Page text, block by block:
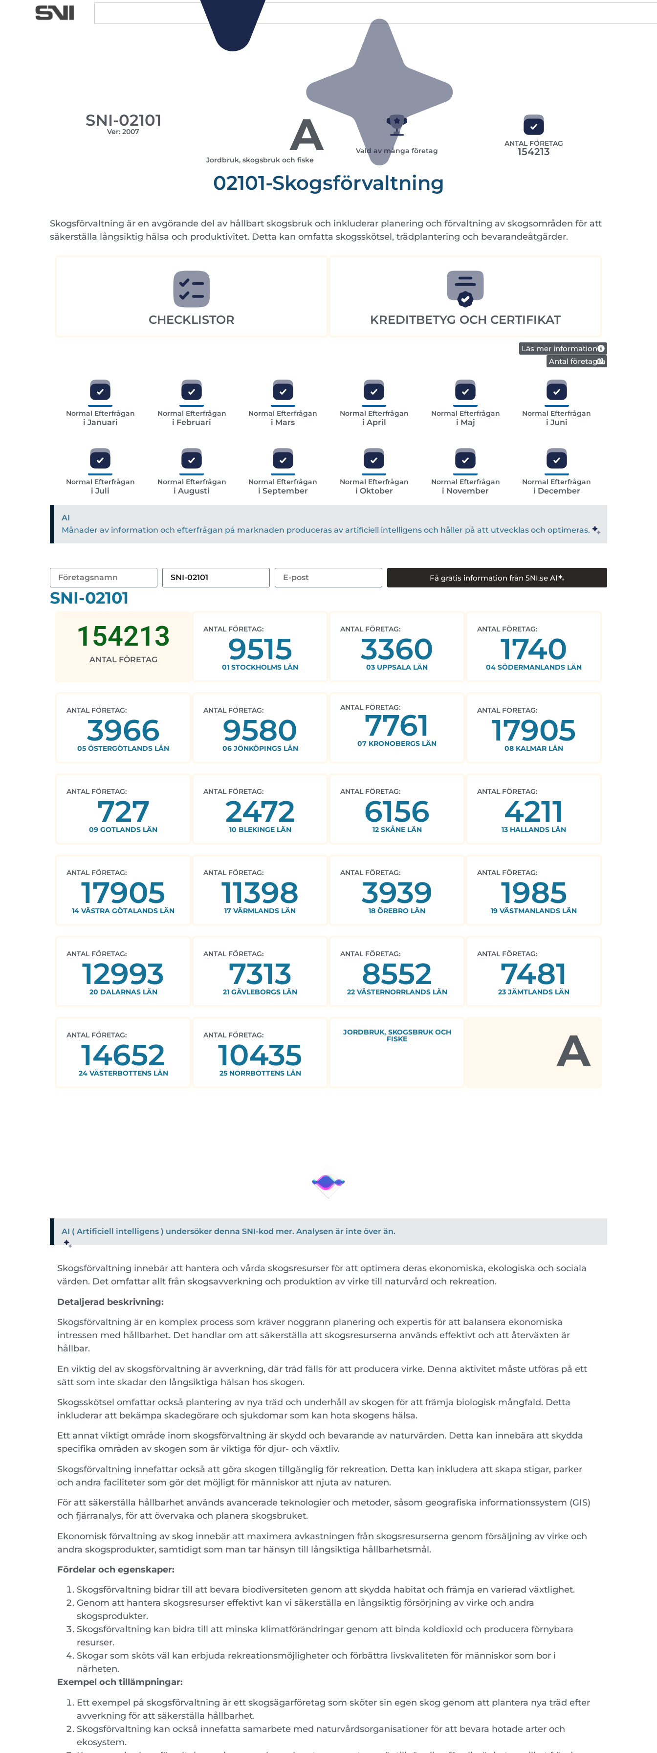
SNI-02101
Ver: 2007 A
Jordbruk, skogsbruk och fiske
Vald av många företag
ANTAL FÖRETAG
154213
02101-Skogsförvaltning
Skogsförvaltning är en avgörande del av hållbart skogsbruk och inkluderar planering och förvaltning av skogsområden för att
säkerställa långsiktig hälsa och produktivitet. Detta kan omfatta skogsskötsel, trädplantering och bevarandeåtgärder.
CHECKLISTOR KREDITBETYG OCH CERTIFIKAT
Läs mer information
Antal företag
Normal Efterfrågan
i Januari
Normal Efterfrågan
i Februari
Normal Efterfrågan
i Mars
Normal Efterfrågan
i April
Normal Efterfrågan
i Maj
Normal Efterfrågan
i Juni
Normal Efterfrågan
i Juli
Normal Efterfrågan
i Augusti
Normal Efterfrågan
i September
Normal Efterfrågan
i Oktober
Normal Efterfrågan
i November
Normal Efterfrågan
i December
AI
Månader av information och efterfrågan på marknaden produceras av artificiell intelligens och håller på att utvecklas och optimeras.
Få gratis information från 5NI.se AI
SNI-02101
ANTAL FÖRETAG
154213 ANTAL FÖRETAG:
9515
01 STOCKHOLMS LÄN
ANTAL FÖRETAG:
3360
03 UPPSALA LÄN
ANTAL FÖRETAG:
1740
04 SÖDERMANLANDS LÄN
ANTAL FÖRETAG:
3966
05 ÖSTERGÖTLANDS LÄN
ANTAL FÖRETAG:
9580
06 JÖNKÖPINGS LÄN
ANTAL FÖRETAG:
7761
07 KRONOBERGS LÄN
ANTAL FÖRETAG:
17905
08 KALMAR LÄN
ANTAL FÖRETAG:
727
09 GOTLANDS LÄN
ANTAL FÖRETAG:
2472
10 BLEKINGE LÄN
ANTAL FÖRETAG:
6156
12 SKÅNE LÄN
ANTAL FÖRETAG:
4211
13 HALLANDS LÄN
ANTAL FÖRETAG:
17905
14 VÄSTRA GÖTALANDS LÄN
ANTAL FÖRETAG:
11398
17 VÄRMLANDS LÄN
ANTAL FÖRETAG:
3939
18 ÖREBRO LÄN
ANTAL FÖRETAG:
1985
19 VÄSTMANLANDS LÄN
ANTAL FÖRETAG:
12993
20 DALARNAS LÄN
ANTAL FÖRETAG:
7313
21 GÄVLEBORGS LÄN
ANTAL FÖRETAG:
8552
22 VÄSTERNORRLANDS LÄN
ANTAL FÖRETAG:
7481
23 JÄMTLANDS LÄN
ANTAL FÖRETAG:
14652
24 VÄSTERBOTTENS LÄN
ANTAL FÖRETAG:
10435
25 NORRBOTTENS LÄN
JORDBRUK, SKOGSBRUK OCH
FISKE A
AI ( Artificiell intelligens ) undersöker denna SNI-kod mer. Analysen är inte över än.
Skogsförvaltning innebär att hantera och vårda skogsresurser för att optimera deras ekonomiska, ekologiska och sociala
värden. Det omfattar allt från skogsavverkning och produktion av virke till naturvård och rekreation.
Detaljerad beskrivning:
Skogsförvaltning är en komplex process som kräver noggrann planering och expertis för att balansera ekonomiska
intressen med hållbarhet. Det handlar om att säkerställa att skogsresurserna används effektivt och att återväxten är
hållbar.
En viktig del av skogsförvaltning är avverkning, där träd fälls för att producera virke. Denna aktivitet måste utföras på ett
sätt som inte skadar den långsiktiga hälsan hos skogen.
Skogsskötsel omfattar också plantering av nya träd och underhåll av skogen för att främja biologisk mångfald. Detta
inkluderar att bekämpa skadegörare och sjukdomar som kan hota skogens hälsa.
Ett annat viktigt område inom skogsförvaltning är skydd och bevarande av naturvärden. Detta kan innebära att skydda
specifika områden av skogen som är viktiga för djur- och växtliv.
Skogsförvaltning innefattar också att göra skogen tillgänglig för rekreation. Detta kan inkludera att skapa stigar, parker
och andra faciliteter som gör det möjligt för människor att njuta av naturen.
För att säkerställa hållbarhet används avancerade teknologier och metoder, såsom geografiska informationssystem (GIS)
och fjärranalys, för att övervaka och planera skogsbruket.
Ekonomisk förvaltning av skog innebär att maximera avkastningen från skogsresurserna genom försäljning av virke och
andra skogsprodukter, samtidigt som man tar hänsyn till långsiktiga hållbarhetsmål.
Fördelar och egenskaper:
Skogsförvaltning bidrar till att bevara biodiversiteten genom att skydda habitat och främja en varierad växtlighet.
Genom att hantera skogsresurser effektivt kan vi säkerställa en långsiktig försörjning av virke och andra
skogsprodukter.
Skogsförvaltning kan bidra till att minska klimatförändringar genom att binda koldioxid och producera förnybara
resurser.
Skogar som sköts väl kan erbjuda rekreationsmöjligheter och förbättra livskvaliteten för människor som bor i
närheten.
Exempel och tillämpningar:
Ett exempel på skogsförvaltning är ett skogsägarföretag som sköter sin egen skog genom att plantera nya träd efter
avverkning för att säkerställa hållbarhet.
Skogsförvaltning kan också innefatta samarbete med naturvårdsorganisationer för att bevara hotade arter och
ekosystem.